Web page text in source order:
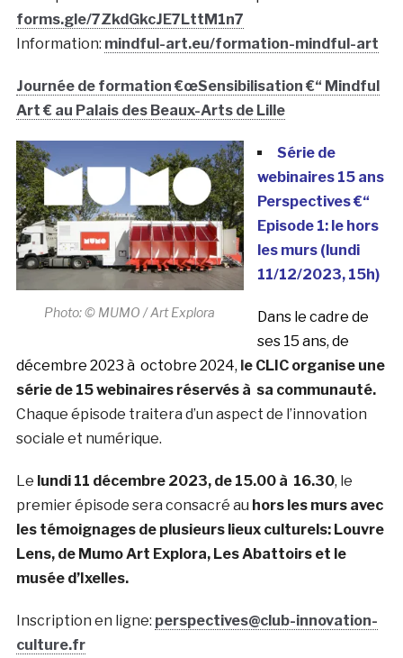
forms.gle/7ZkdGkcJE7LttM1n7
Information: mindful-art.eu/formation-mindful-art
Journée de formation €œSensibilisation €“ Mindful
Art € au Palais des Beaux-Arts de Lille
Photo: © MUMO / Art Explora
Série de
webinaires 15 ans
Perspectives €“
Episode 1: le hors
les murs (lundi
11/12/2023, 15h)
Dans le cadre de
ses 15 ans, de
décembre 2023 à octobre 2024, e CLIC organise une
série de 15 webinaires réservés à sa communauté.
Chaque épisode traitera d’un aspect de l’innovation
sociale et numérique.
Le lundi 11 décembre 2023, de 15.00 à 16.30, le
premier épisode sera consacré au hors les murs avec
les témoignages de plusieurs lieux culturels: Louvre
Lens, de Mumo Art Explora, Les Abattoirs et le
musée d’Ixelles.
Inscription en ligne: perspectives@club-innovation-
culture.fr